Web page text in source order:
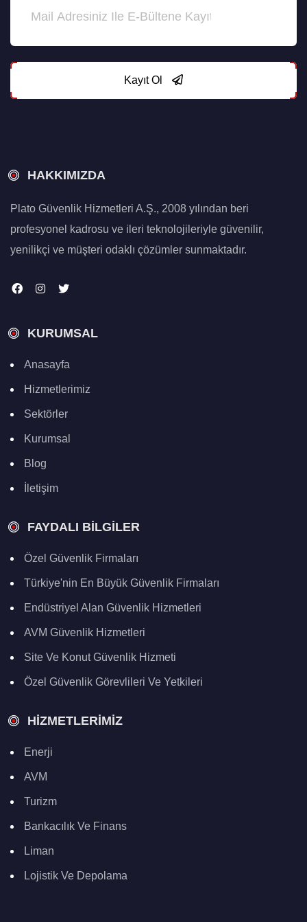
Kayıt Ol
HAKKIMIZDA
Plato Güvenlik Hizmetleri A.Ş., 2008 yılından beri
profesyonel kadrosu ve ileri teknolojileriyle güvenilir,
yenilikçi ve müşteri odaklı çözümler sunmaktadır.
KURUMSAL
Anasayfa
Hizmetlerimiz
Sektörler
Kurumsal
Blog
İletişim
FAYDALI BILGILER
Özel Güvenlik Firmaları
Türkiye'nin En Büyük Güvenlik Firmaları
Endüstriyel Alan Güvenlik Hizmetleri
AVM Güvenlik Hizmetleri
Site Ve Konut Güvenlik Hizmeti
Özel Güvenlik Görevlileri Ve Yetkileri
HIZMETLERIMIZ
Enerji
AVM
Turizm
Bankacılık Ve Finans
Liman
Lojistik Ve Depolama